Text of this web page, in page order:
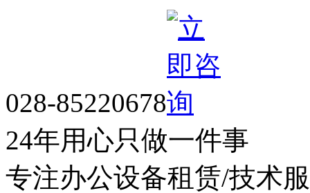
028-85220678
24年用心只做一件事
专注办公设备租赁/技术